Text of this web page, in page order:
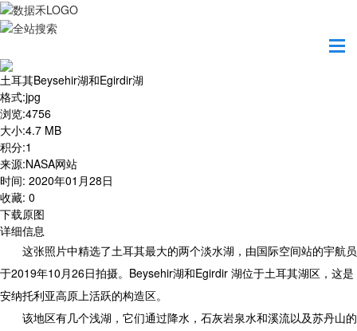
土耳其Beysehir湖和Egirdir湖
格式:jpg
浏览:4756
大小:4.7 MB
积分:1
来源:NASA网站
时间: 2020年01月28日
收藏: 0
下载原图
详细信息
这张照片中精选了土耳其最大的两个淡水湖，由国际空间站的宇航员
于2019年10月26日拍摄。Beysehir湖和Egirdir 湖位于土耳其湖区，这是
安纳托利亚高原上活跃的构造区。
该地区有几个浅湖，它们通过降水，石灰岩泉水和溪流以及苏丹山的